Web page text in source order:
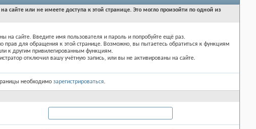
сайте или не имеете доступа к этой странице. Это могло произойти по одной из
на сайте. Введите имя пользователя и пароль и попробуйте ещё раз.
прав для обращения к этой странице. Возможно, вы пытаетесь обратиться к функциям
к другим привилегированным функциям.
отключил вашу учётную запись, или вы не активированы на сайте.
необходимо зарегистрироваться.